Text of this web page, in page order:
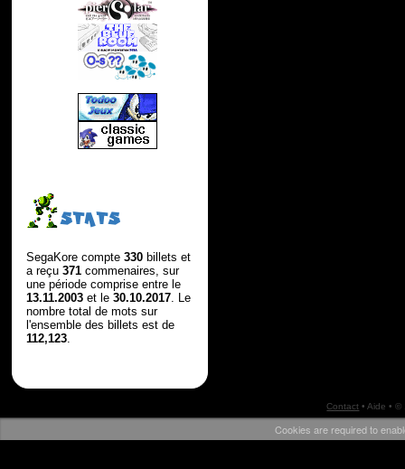
STATS
SegaKore compte 330billets et
a reçu 371commenaires, sur
une période comprise entre le
13.11.2003et le 30.10.2017. Le
nombre total de mots sur
l'ensemble des billets est de
112,123.
Contact •Aide • ©
Cookies are required to